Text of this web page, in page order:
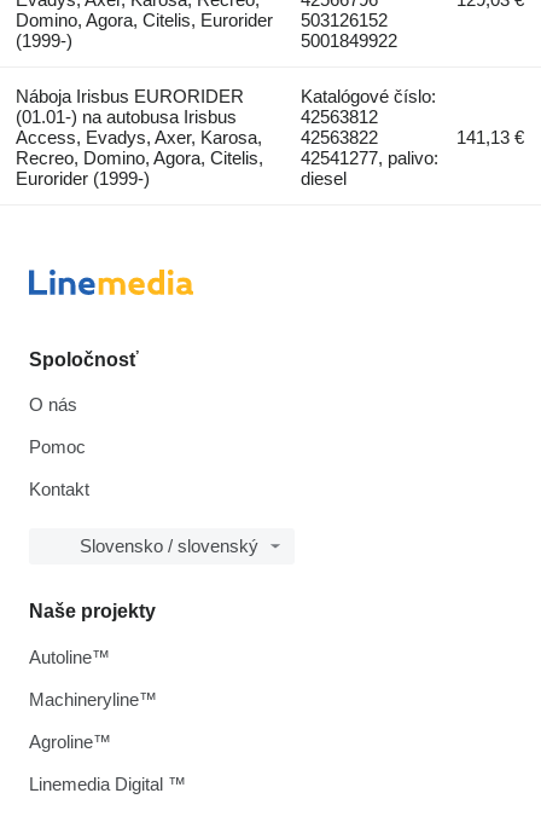
Domino, Agora, Citelis, Eurorider
(1999-)
503126152
5001849922
Náboja Irisbus EURORIDER
(01.01-) na autobusa Irisbus
Access, Evadys, Axer, Karosa,
Recreo, Domino, Agora, Citelis,
Eurorider (1999-)
Katalógové číslo:
42563812
42563822
42541277, palivo:
diesel
141,13 €
Spoločnosť
O nás
Pomoc
Kontakt
Slovensko / slovenský
Naše projekty
Autoline™
Machineryline™
Agroline™
Linemedia Digital ™